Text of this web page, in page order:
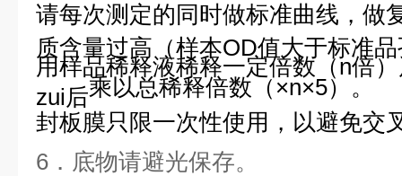
请每次测定的同时做标准曲线，做
质含量过高（样本OD值大于标准
用样品稀释液稀释一定倍数（n倍
zui后乘以总稀释倍数（×n×5）。
封板膜只限一次性使用，以避免交
6．底物请避光保存。